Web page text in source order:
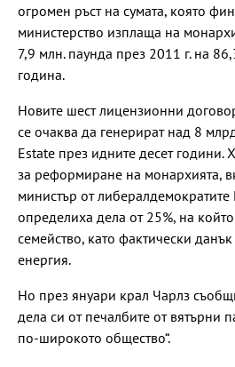
огромен ръст на сумата, която
министерство изплаща на
7,9 млн. паунда през 2011 г. на
година.
Новите шест лицензионни
се очаква да генерират над 8
Estate през идните десет години.
за реформиране на монархията,
министър от
определиха дела от 25%, на
семейство, като фактически
енергия.
Но през януари крал Чарлз
дела си от печалбите от вятърни
по-широкото общество“.